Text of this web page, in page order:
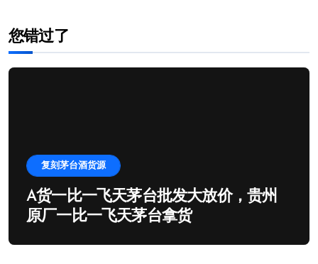
您错过了
复刻茅台酒货源
A货一比一飞天茅台批发大放价，贵州
原厂一比一飞天茅台拿货